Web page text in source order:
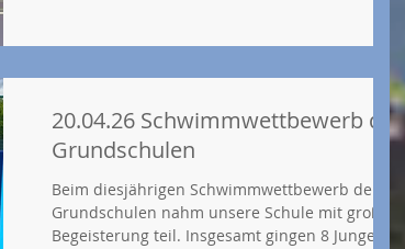
diesem Thema einen tollen Parcours in unserer
20.04.26 Schwimmwettbewerb der
Grundschulen
Beim diesjährigen Schwimmwettbewerb der
Grundschulen nahm unsere Schule mit großer
Begeisterung teil. Insgesamt gingen 8 Jungen